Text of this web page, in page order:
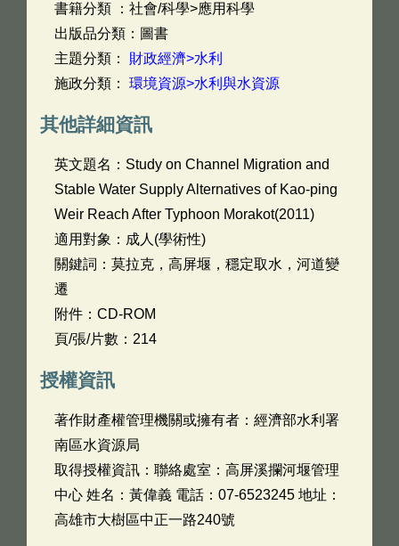
書籍分類 ：社會/科學>應用科學
出版品分類：圖書
主題分類： 財政經濟>水利
施政分類： 環境資源>水利與水資源
其他詳細資訊
英文題名： Study on Channel Migration and
Stable Water Supply Alternatives of Kao-ping
Weir Reach After Typhoon Morakot(2011)
適用對象：成人(學術性)
關鍵詞：莫拉克，高屏堰，穩定取水，河道變
遷
附件：CD-ROM
頁/張/片數：214
授權資訊
著作財產權管理機關或擁有者：經濟部水利署
南區水資源局
取得授權資訊：聯絡處室：高屏溪攔河堰管理
中心 姓名：黃偉義 電話：07-6523245 地址：
高雄市大樹區中正一路240號